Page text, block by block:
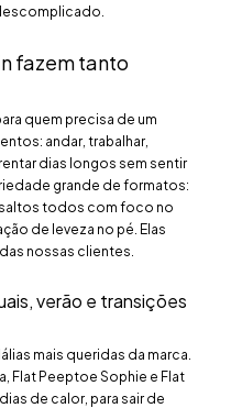
fazem tanto
quem precisa de um
andar, trabalhar,
dias longos sem sentir
grande de formatos:
todos com foco no
de leveza no pé. Elas
nossas clientes.
verão e transições
mais queridas da marca.
Flat Peeptoe Sophie e Flat
de calor, para sair de